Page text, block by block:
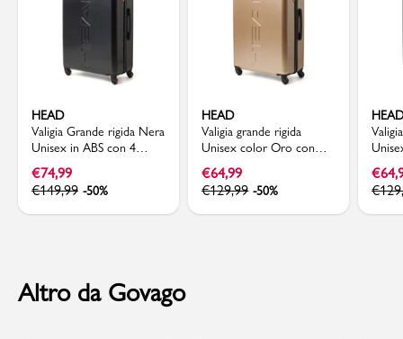
HEAD
Valigia Grande rigida Nera
Unisex in ABS con 4
ruote Head
€74,99
€149,99 -50%
HEAD
Valigia grande rigida
Unisex color Oro con
chiusura TSA Head
€64,99
€129,99 -50%
€
€
Altro da Govago